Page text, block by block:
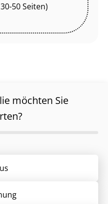
50 Seiten)
möchten Sie